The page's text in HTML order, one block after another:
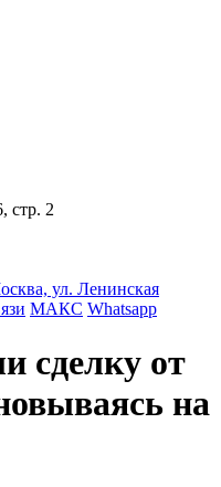
стр. 2
ул. Ленинская
МАКС Whatsapp
сделку от
на